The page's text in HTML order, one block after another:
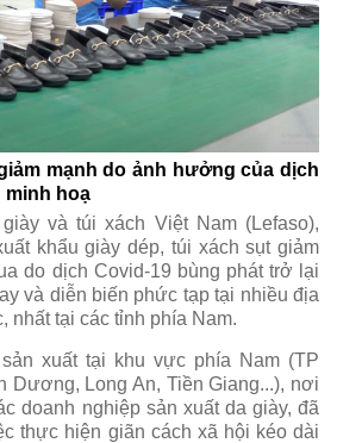
mạnh do ảnh hưởng của dịch
minh hoạ
và túi xách Việt Nam (Lefaso),
khẩu giày dép, túi xách sụt giảm
do dịch Covid-19 bùng phát trở lại
và diễn biến phức tạp tại nhiều địa
nhất tại các tỉnh phía Nam.
xuất tại khu vực phía Nam (TP
Dương, Long An, Tiền Giang...), nơi
doanh nghiệp sản xuất da giày, đã
thực hiện giãn cách xã hội kéo dài